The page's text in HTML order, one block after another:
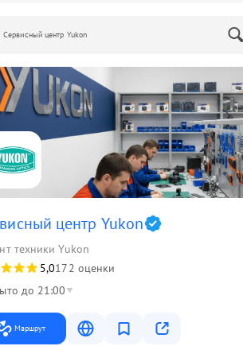
Сервисный центр Yukon
центр Yukon
техники Yukon
5,0172 оценки
до 21:00
Маршрут